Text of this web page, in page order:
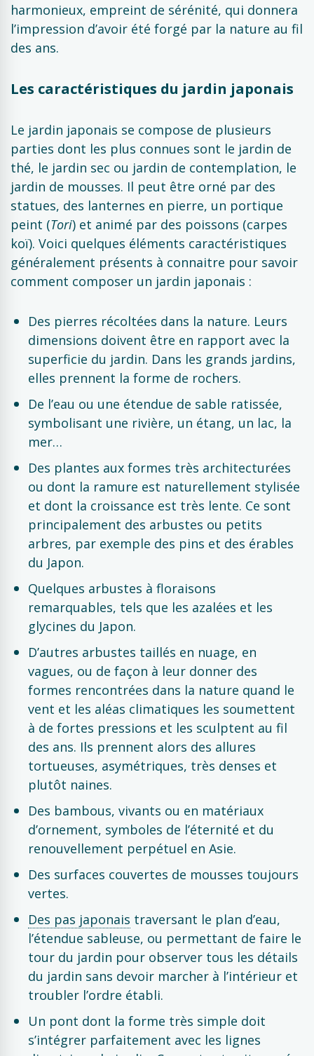
harmonieux, empreint de sérénité, qui donnera
l’impression d’avoir été forgé par la nature au fil
des ans.
Les caractéristiques du jardin japonais
Le jardin japonais se compose de plusieurs
parties dont les plus connues sont le jardin de
thé, le jardin sec ou jardin de contemplation, le
jardin de mousses. Il peut être orné par des
statues, des lanternes en pierre, un portique
peint (Tori) et animé par des poissons (carpes
koï). Voici quelques éléments caractéristiques
généralement présents à connaitre pour savoir
comment composer un jardin japonais :
Des pierres récoltées dans la nature. Leurs
dimensions doivent être en rapport avec la
superficie du jardin. Dans les grands jardins,
elles prennent la forme de rochers.
De l’eau ou une étendue de sable ratissée,
symbolisant une rivière, un étang, un lac, la
mer…
Des plantes aux formes très architecturées
ou dont la ramure est naturellement stylisée
et dont la croissance est très lente. Ce sont
principalement des arbustes ou petits
arbres, par exemple des pins et des érables
du Japon.
Quelques arbustes à floraisons
remarquables, tels que les azalées et les
glycines du Japon.
D’autres arbustes taillés en nuage, en
vagues, ou de façon à leur donner des
formes rencontrées dans la nature quand le
vent et les aléas climatiques les soumettent
à de fortes pressions et les sculptent au fil
des ans. Ils prennent alors des allures
tortueuses, asymétriques, très denses et
plutôt naines.
Des bambous, vivants ou en matériaux
d’ornement, symboles de l’éternité et du
renouvellement perpétuel en Asie.
Des surfaces couvertes de mousses toujours
vertes.
Des pas japonais traversant le plan d’eau,
l’étendue sableuse, ou permettant de faire le
tour du jardin pour observer tous les détails
du jardin sans devoir marcher à l’intérieur et
troubler l’ordre établi.
Un pont dont la forme très simple doit
s’intégrer parfaitement avec les lignes